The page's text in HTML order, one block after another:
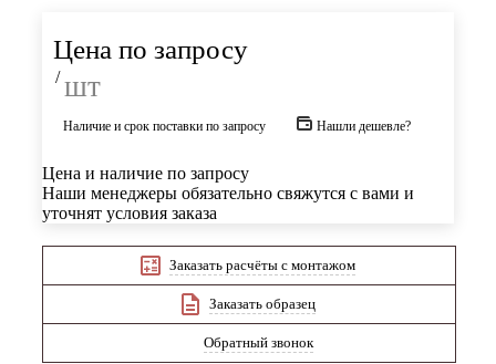
Цена по запросу
/ шт
Наличие и срок поставки по запросу Нашли дешевле?
Цена и наличие по запросу
Наши менеджеры обязательно свяжутся с вами и
уточнят условия заказа
Заказать расчёты с монтажом
Заказать образец
Обратный звонок